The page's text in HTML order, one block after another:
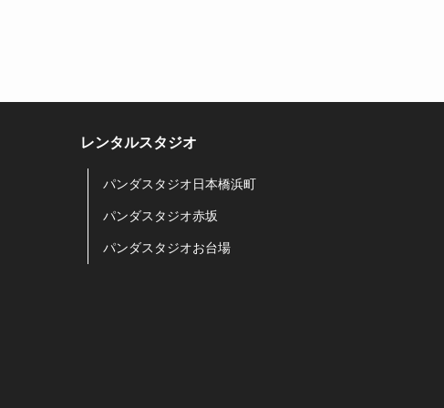
レンタルスタジオ
パンダスタジオ日本橋浜町
パンダスタジオ赤坂
パンダスタジオお台場